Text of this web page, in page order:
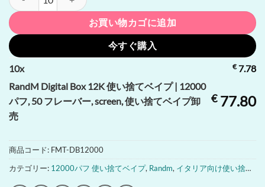
お買い物カゴに追加
今すぐ購入
10x €7.78
RandM Digital Box 12K 使い捨てベイプ | 12000
パフ, 50 フレーバー, screen, 使い捨てベイプ卸
売
€77.80
商品コード: FMT-DB12000
カテゴリー: 12000パフ 使い捨てベイプ, Randm, イタリア向け使い捨てベイプ